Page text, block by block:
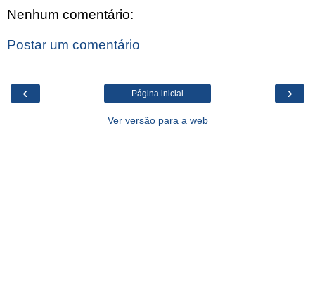
Nenhum comentário:
Postar um comentário
‹ ›
Página inicial
Ver versão para a web